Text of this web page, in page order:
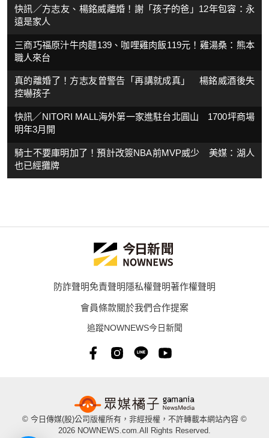
快訊／方志友、楊銘威離婚！謝「孩子的爸」12年包容：永
遠是家人
三商巧福原汁牛肉麵139、咖哩雞肉飯119元！雞湯桑：熊本
職人來台
真的離婚了！方志友曾警告「再講就成真」 楊銘威酒後失
控嚇孩子
快訊／NITORI MALL海外第一家進駐台北圓山 1700坪商場
明年3月開
騎士不要庫明加了！預計改簽NBA前MVP威少 美媒：湖人
也已經攤牌
防詐聲明免責聲明隱私權聲明著作權聲明
會員條款關於我們合作提案
追蹤NOWNEWS今日新聞
© 今日傳媒(股)公司版權所有，非經授權，不許轉載本網站內容 ©
2026 NOWNEWS.com.All Rights Reserved.